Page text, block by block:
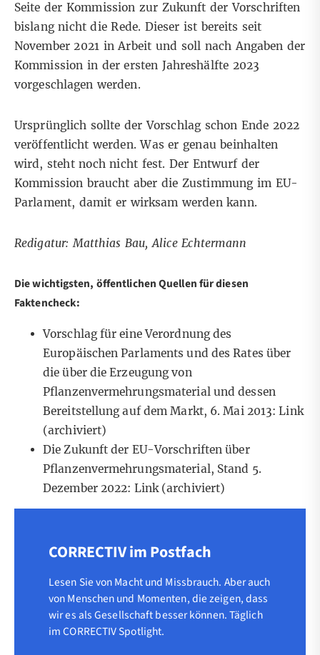
Seite der Kommission zur Zukunft der Vorschriften
bislang nicht die Rede. Dieser ist bereits seit
November 2021 in Arbeit und soll nach Angaben der
Kommission in der ersten Jahreshälfte 2023
vorgeschlagen werden.
Ursprünglich sollte der Vorschlag schon Ende 2022
veröffentlicht werden. Was er genau beinhalten
wird, steht noch nicht fest. Der Entwurf der
Kommission braucht aber die Zustimmung im EU-
Parlament, damit er wirksam werden kann.
Redigatur: Matthias Bau, Alice Echtermann
Die wichtigsten, öffentlichen Quellen für diesen
Faktencheck:
Vorschlag für eine Verordnung des
Europäischen Parlaments und des Rates über
die über die Erzeugung von
Pflanzenvermehrungsmaterial und dessen
Bereitstellung auf dem Markt, 6. Mai 2013:Link
(archiviert)
Die Zukunft der EU-Vorschriften über
Pflanzenvermehrungsmaterial, Stand 5.
Dezember 2022: Link(archiviert)
CORRECTIV im Postfach
Lesen Sie von Macht und Missbrauch. Aber auch
von Menschen und Momenten, die zeigen, dass
wir es als Gesellschaft besser können. Täglich
im CORRECTIV Spotlight.